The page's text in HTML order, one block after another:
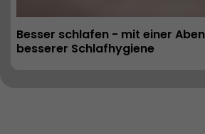
Besser schlafen - mit einer
besserer Schlafhygiene